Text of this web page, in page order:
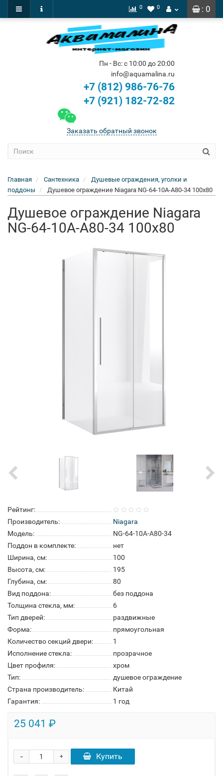
: 0
0 0
Пн - Вс: с 10:00 до 20:00
info@aquamalina.ru
+7 (812) 986-76-76
+7 (921) 182-72-82
Заказать обратный звонок
Главная Сантехника
Душевые ограждения, уголки и
поддоны
Душевое ограждение Niagara NG-64-10A-A80-34 100x80
Душевое ограждение Niagara
NG-64-10A-A80-34 100x80
Рейтинг:
Производитель:
Niagara
Модель:
NG-64-10A-A80-34
Поддон в комплекте:
нет
Ширина, см:
100
Высота, см:
195
Глубина, см:
80
Вид поддона:
без поддона
Толщина стекла, мм:
6
Тип дверей:
раздвижные
Форма:
прямоугольная
Количество секций двери:
1
Исполнение стекла:
прозрачное
Цвет профиля:
хром
Тип:
душевое ограждение
Страна производитель:
Китай
Гарантия:
1 год
25 041 ₽
+
- Купить